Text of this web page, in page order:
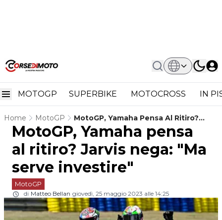
MOTOGP SUPERBIKE MOTOCROSS IN
Home MotoGP
MotoGP, Yamaha Pensa Al Ritiro?
Jarvis Nega: "Ma Serve Investire"
MotoGP, Yamaha pensa
al ritiro? Jarvis nega: "Ma
serve investire"
MotoGP
di Matteo Bellan giovedì, 25 maggio 2023 alle 14:25